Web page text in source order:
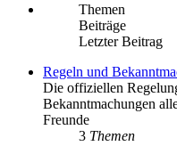
Themen
Beiträge
Letzter Beitrag
Regeln und
Die offiziellen
Bekanntmachungen
Freunde
3 Themen